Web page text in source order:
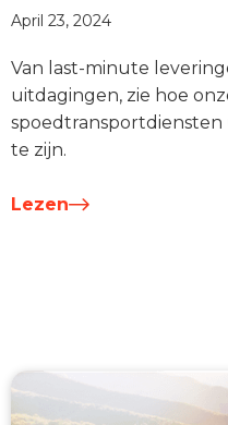
April 23, 2024
Van last-minute
uitdagingen, zie hoe
spoedtransportdiensten
te zijn.
Lezen